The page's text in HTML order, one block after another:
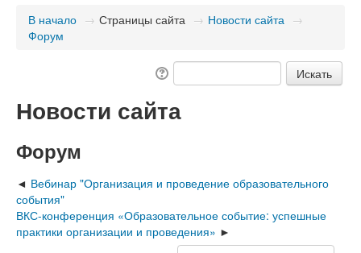
В начало → Страницы сайта → Новости сайта →
Форум
Новости сайта
Форум
Вебинар "Организация и проведение образовательного
события"
ВКС-конференция «Образовательное событие: успешные
практики организации и проведения»